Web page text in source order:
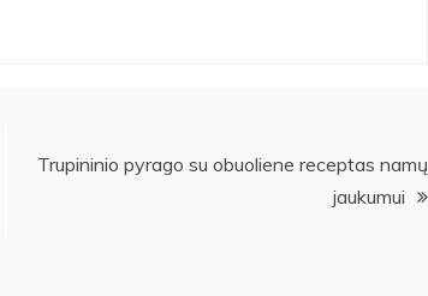
Trupininio pyrago su obuoliene receptas namų
jaukumui